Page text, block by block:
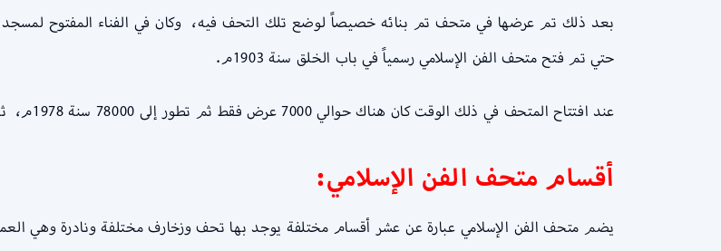
بعد ذلك تم عرضها في متحف تم بنائه خصيصاً لوضع تلك التحف فيه، وكان في الفناء المفتوح
حتي تم فتح متحف الفن الإسلامي رسمياً في باب الخلق سنة 1903م.
عند افتتاح المتحف في ذلك الوقت كان هناك حوالي 7000 عرض فقط ثم تطور إلى 78000 سنة 1978م، ثم 96000 في أخر فترة و حالياً حوالي 100000.
أقسام متحف الفن الإسلامي:
يضم متحف الفن الإسلامي عبارة عن عشر أقسام مختلفة يوجد بها تحف وزخارف مختلفة ونادرة وهي